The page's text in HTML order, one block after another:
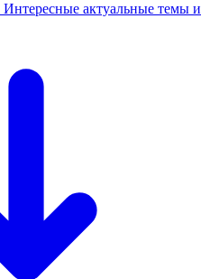
Интересные актуальные темы и